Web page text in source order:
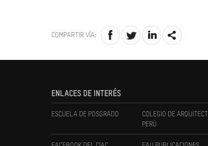
COMPARTIR VÍA:
ENLACES DE INTERÉS
ESCUELA DE POSGRADO
COLEGIO DE
PERÚ